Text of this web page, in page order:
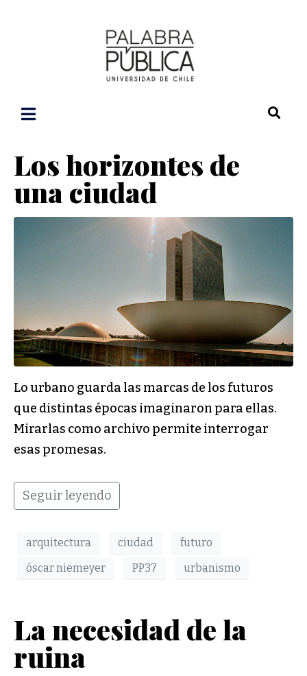
Los horizontes de
una ciudad
Lo urbano guarda las marcas de los futuros
que distintas épocas imaginaron para ellas.
Mirarlas como archivo permite interrogar
esas promesas.
Seguir leyendo
arquitectura ciudad
futuro
óscar niemeyer
PP37 urbanismo
La necesidad de la
ruina